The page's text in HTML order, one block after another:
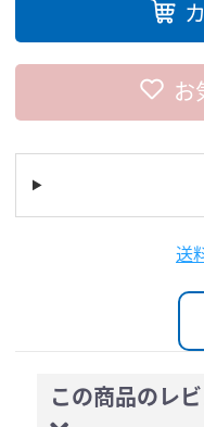
お
送
この商品のレ